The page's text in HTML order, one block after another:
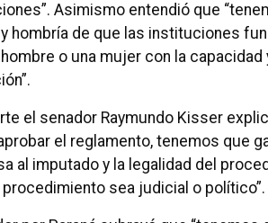
Asimismo entendió que
hombría de que las instituciones
o una mujer con la
el senador Raymundo Kisser
el reglamento, tenemos que
al imputado y la legalidad del
sea judicial o político”.